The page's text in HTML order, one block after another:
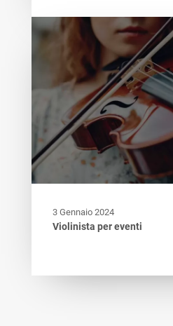
3 Gennaio 2024
Violinista per eventi